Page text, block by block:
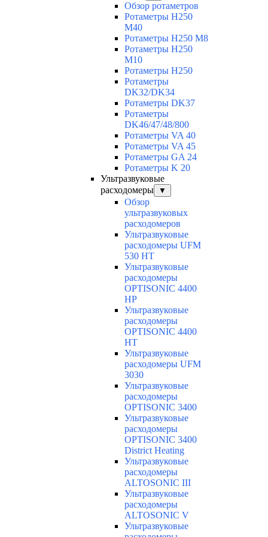
Обзор ротаметров
Ротаметры H250
M40
Ротаметры H250 M8
Ротаметры H250
M10
Ротаметры H250
Ротаметры
DK32/DK34
Ротаметры DK37
Ротаметры
DK46/47/48/800
Ротаметры VA 40
Ротаметры VA 45
Ротаметры GA 24
Ротаметры K 20
Ультразвуковые
расходомеры
▼
Обзор
ультразвуковых
расходомеров
Ультразвуковые
расходомеры UFM
530 HT
Ультразвуковые
расходомеры
OPTISONIC 4400
HP
Ультразвуковые
расходомеры
OPTISONIC 4400
HT
Ультразвуковые
расходомеры UFM
3030
Ультразвуковые
расходомеры
OPTISONIC 3400
Ультразвуковые
расходомеры
OPTISONIC 3400
District Heating
Ультразвуковые
расходомеры
ALTOSONIC III
Ультразвуковые
расходомеры
ALTOSONIC V
Ультразвуковые